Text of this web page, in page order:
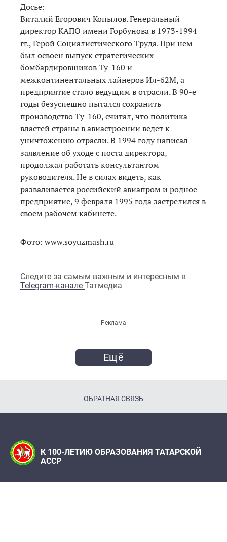
Досье:
Виталий Егорович Копылов. Генеральный
директор КАПО имени Горбунова в 1973-1994
гг., Герой Социалистического Труда. При нем
был освоен выпуск стратегических
бомбардировщиков Ту-160 и
межконтинентальных лайнеров Ил-62М, а
предприятие стало ведущим в отрасли. В 90-е
годы безуспешно пытался сохранить
производство Ту-160, считал, что политика
властей страны в авиастроении ведет к
уничтожению отрасли. В 1994 году написал
заявление об уходе с поста директора,
продолжал работать консультантом
руководителя. Не в силах видеть, как
разваливается российский авиапром и родное
предприятие, 9 февраля 1995 года застрелился в
своем рабочем кабинете.
Фото: www.soyuzmash.ru
Следите за самым важным и интересным в
Telegram-канале Татмедиа
Реклама
Ещё
ОБРАТНАЯ СВЯЗЬ
К 100-ЛЕТИЮ ОБРАЗОВАНИЯ ТАТАРСКОЙ
АССР